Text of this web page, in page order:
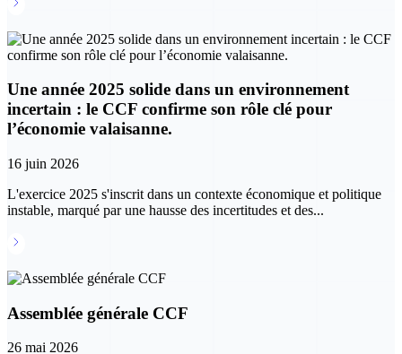
Une année 2025 solide dans un environnement
incertain : le CCF confirme son rôle clé pour
l’économie valaisanne.
16 juin 2026
L'exercice 2025 s'inscrit dans un contexte économique et politique
instable, marqué par une hausse des incertitudes et des...
Assemblée générale CCF
26 mai 2026